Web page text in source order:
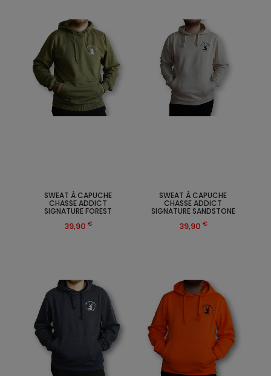
SWEAT À CAPUCHE
CHASSE ADDICT
SIGNATURE FOREST
39,90 €
SWEAT À CAPUCHE
CHASSE ADDICT
SIGNATURE SANDSTONE
39,90 €